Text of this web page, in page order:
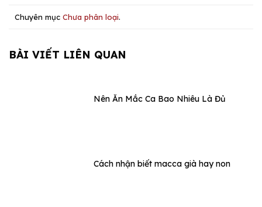
Chuyên mục Chưa phân loại.
BÀI VIẾT LIÊN QUAN
Nên Ăn Mắc Ca Bao Nhiêu Là Đủ
Cách nhận biết macca già hay non